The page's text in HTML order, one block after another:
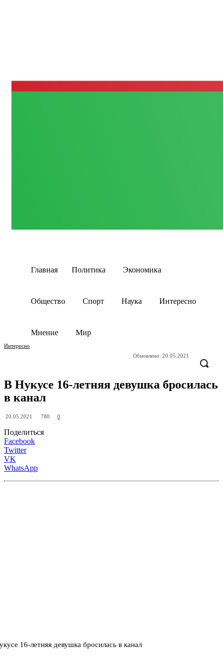
Главная Политика Экономика
Общество Спорт Наука Интересно
Мнение Мир
Интересно
Обновлено: 20.05.2021
В Нукусе 16-летняя девушка бросилась
в канал
20.05.2021 780 0
Поделиться
Facebook
Twitter
VK
WhatsApp